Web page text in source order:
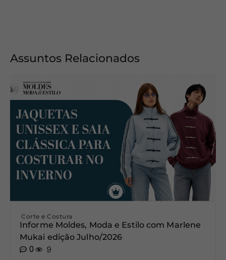
Assuntos Relacionados
Corte e Costura
Informe Moldes, Moda e Estilo com Marlene
Mukai edição Julho/2026
0
9